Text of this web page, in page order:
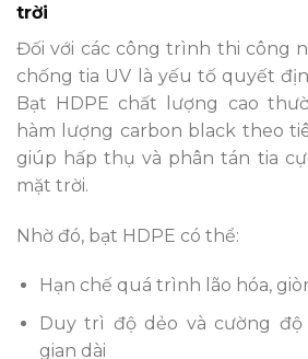
trời
Đối với các công trình thi công
chống tia UV là yếu tố quyết
Bạt HDPE chất lượng cao
hàm lượng carbon black theo
giúp hấp thụ và phân tán tia
mặt trời.
Nhờ đó, bạt HDPE có thể:
Hạn chế quá trình lão hóa,
Duy trì độ dẻo và cường
gian dài